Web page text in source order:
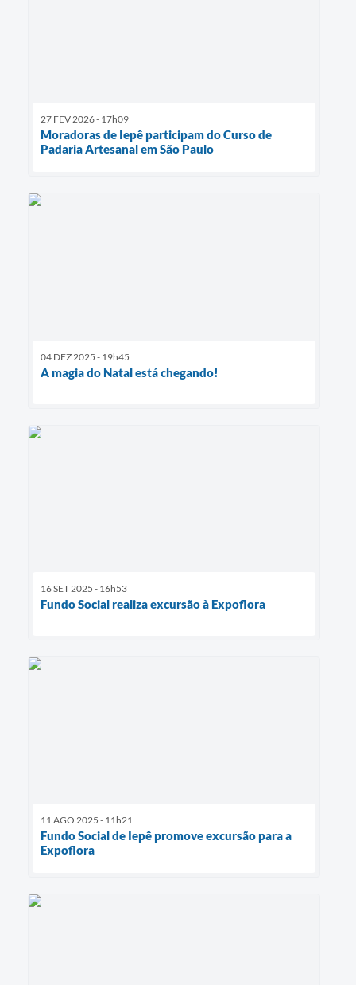
27 FEV 2026 - 17h09
Moradoras de Iepê participam do Curso de
Padaria Artesanal em São Paulo
04 DEZ 2025 - 19h45
A magia do Natal está chegando!
16 SET 2025 - 16h53
Fundo Social realiza excursão à Expoflora
11 AGO 2025 - 11h21
Fundo Social de Iepê promove excursão para a
Expoflora